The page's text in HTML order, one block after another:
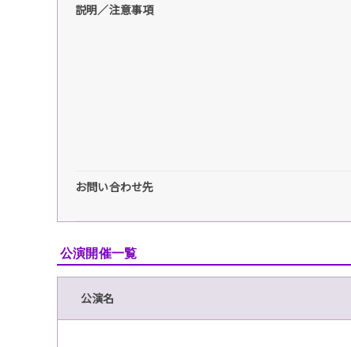
説明／注意事項
お問い合わせ先
公演開催一覧
公演名